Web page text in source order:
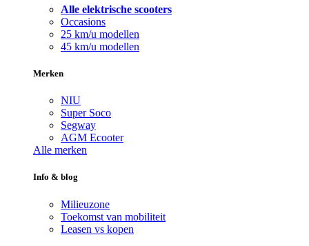
Alle elektrische scooters
Occasions
25 km/u modellen
45 km/u modellen
Merken
NIU
Super Soco
Segway
AGM Ecooter
Alle merken
Info & blog
Milieuzone
Toekomst van mobiliteit
Leasen vs kopen